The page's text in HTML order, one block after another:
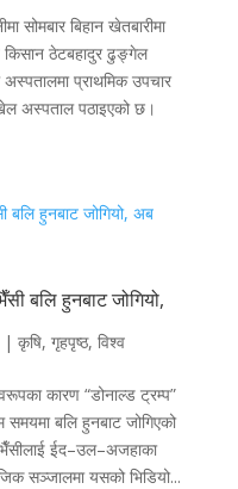
सोमबार बिहान खेतबारीमा
ठेटबहादुर ढुङ्गेल
प्राथमिक उपचार
अस्पताल पठाइएको छ।
बलि हुनबाट जोगियो,
| कृषि, गृहपृष्ठ, विश्व
कारण “डोनाल्ड ट्रम्प”
समयमा बलि हुनबाट जोगिएको
ईद–उल–अजहाका
सञ्जालमा यसको भिडियो...